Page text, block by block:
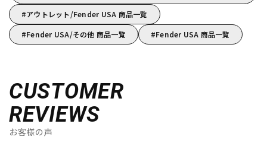
アウトレット/Fender USA 商品一覧
Fender USA/その他 商品一覧
Fender USA 商品一覧
CUSTOMER
REVIEWS
お客様の声